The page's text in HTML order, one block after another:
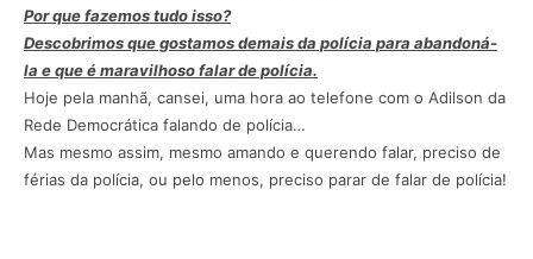
Por que fazemos tudo isso?
Descobrimos que gostamos demais da polícia para abandoná-
la e que é maravilhoso falar de polícia.
Hoje pela manhã, cansei, uma hora ao telefone com o Adilson da
Rede Democrática falando de polícia…
Mas mesmo assim, mesmo amando e querendo falar, preciso de
férias da polícia, ou pelo menos, preciso parar de falar de polícia!